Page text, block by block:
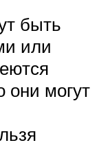
быть
или
они могут